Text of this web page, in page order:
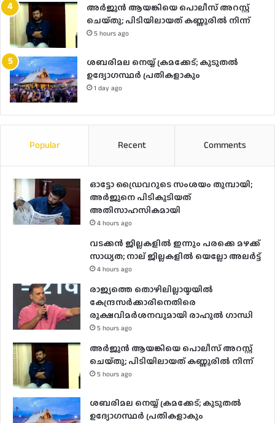
അർജുൻ ആയങ്കിയെ പൊലീസ് അറസ്റ്റ്
ചെയ്‌തു; പിടിയിലായത് കണ്ണൂരിൽ നിന്ന്
5 hours ago
ശബരിമല നെയ്യ് ക്രമക്കേട്; കൂടുതൽ
ഉദ്യോഗസ്ഥർ പ്രതികളാകും
1 day ago
Popular Recent Comments
ഓട്ടോ ഡ്രൈവറുടെ സംശയം തുമ്പായി;
അര്‍ജുനെ പിടികൂടിയത്
അതിസാഹസികമായി
4 hours ago
വടക്കൻ ജില്ലകളിൽ ഇന്നും പരക്കെ മഴക്ക്
സാധ്യത; നാല് ജില്ലകളിൽ യെല്ലോ അലർട്ട്
4 hours ago
രാജ്യത്തെ തൊഴിലില്ലായ്മയിൽ
കേന്ദ്രസർക്കാരിനെതിരെ
രൂക്ഷവിമർശനവുമായി രാഹുൽ ഗാന്ധി
5 hours ago
അർജുൻ ആയങ്കിയെ പൊലീസ് അറസ്റ്റ്
ചെയ്‌തു; പിടിയിലായത് കണ്ണൂരിൽ നിന്ന്
5 hours ago
ശബരിമല നെയ്യ് ക്രമക്കേട്; കൂടുതൽ
ഉദ്യോഗസ്ഥർ പ്രതികളാകും